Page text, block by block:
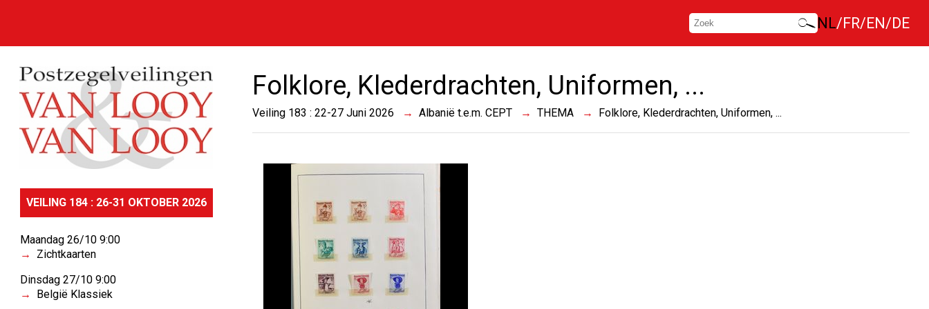
NL FR EN DE
VEILING 184 : 26-31 OKTOBER 2026
Maandag 26/10 9:00
Zichtkaarten
Dinsdag 27/10 9:00
België Klassiek
Folklore, Klederdrachten, Uniformen, ...
Veiling 183 : 22-27 Juni 2026 Albanië t.e.m. CEPT THEMA Folklore, Klederdrachten, Uniformen, ...